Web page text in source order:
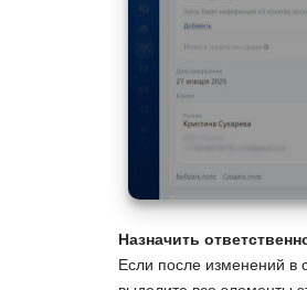
Назначить
Если после изменений в